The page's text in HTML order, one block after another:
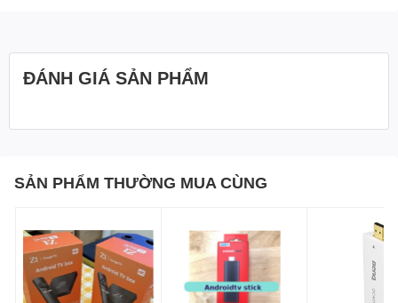
ĐÁNH GIÁ SẢN PHẨM
SẢN PHẨM THƯỜNG MUA CÙNG